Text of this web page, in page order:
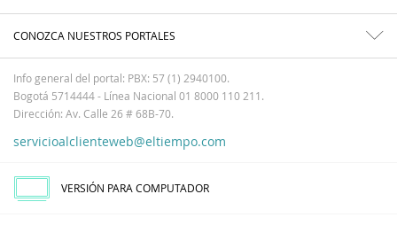
CONOZCA NUESTROS PORTALES
Info general del portal: PBX: 57 (1) 2940100.
Bogotá 5714444 - Línea Nacional 01 8000 110 211.
Dirección: Av. Calle 26 # 68B-70.
servicioalclienteweb@eltiempo.com
VERSIÓN PARA COMPUTADOR